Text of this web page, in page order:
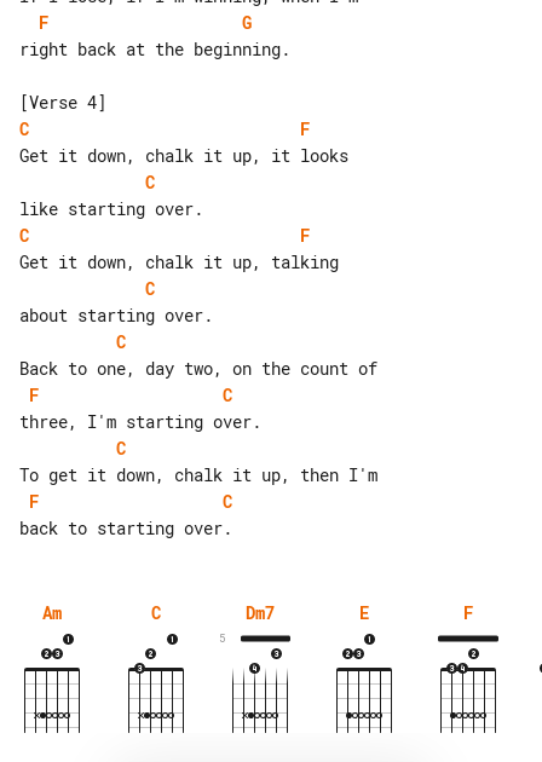
F
G
right back at the beginning.
C
F
C
C
F
C
C
F
C
C
F
C
Am C Dm7
5
E F